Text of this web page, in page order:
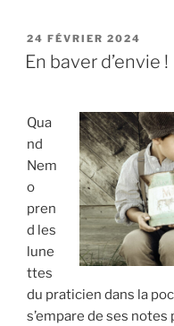
PUBLIÉ
LE
24 FÉVRIER 2024
En baver d’envie !
Qua
nd
Nem
o
pren
d les
lune
ttes
du praticien dans la
s’empare de ses notes